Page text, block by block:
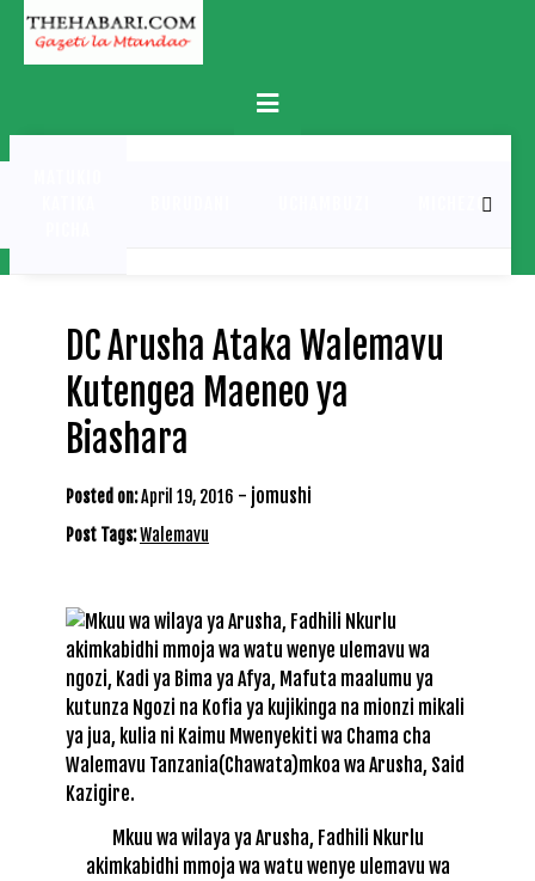
Skip
content
Primary
Menu
MICHEZO
DC Arusha Ataka Walemavu
Kutengea Maeneo ya
Biashara
Posted on:April 19, 2016 - jomushi
Post Tags:Walemavu
Mkuu wa wilaya ya Arusha, Fadhili Nkurlu
akimkabidhi mmoja wa watu wenye ulemavu wa